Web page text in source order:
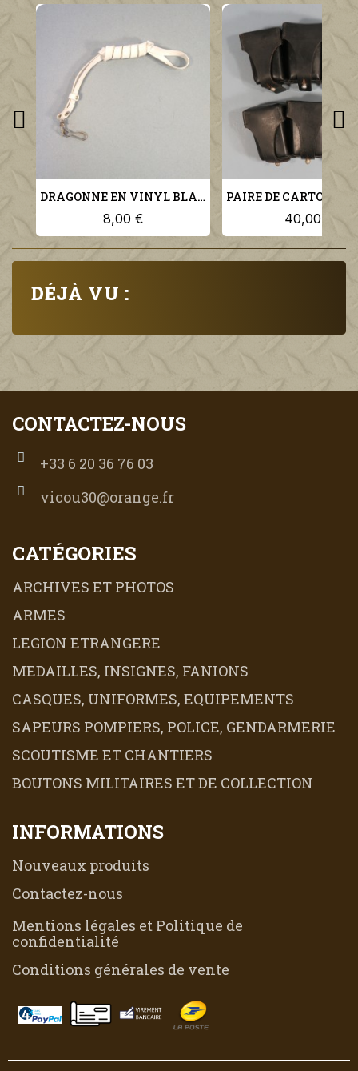
DÉJÀ VU :
DRAGONNE EN VINYL BLANC POUR SIFFLET OU PA GARDE AU DRAPEAU OU GENDARMERIE ET POLICE
8,00 € 40,00 €
CONTACTEZ-NOUS
+33 6 20 36 76 03
vicou30@orange.fr
CATÉGORIES
ARCHIVES ET PHOTOS
ARMES
LEGION ETRANGERE
MEDAILLES, INSIGNES, FANIONS
CASQUES, UNIFORMES, EQUIPEMENTS
SAPEURS POMPIERS, POLICE, GENDARMERIE
SCOUTISME ET CHANTIERS
BOUTONS MILITAIRES ET DE COLLECTION
INFORMATIONS
Nouveaux produits
Contactez-nous
Mentions légales et Politique de
confidentialité
Conditions générales de vente